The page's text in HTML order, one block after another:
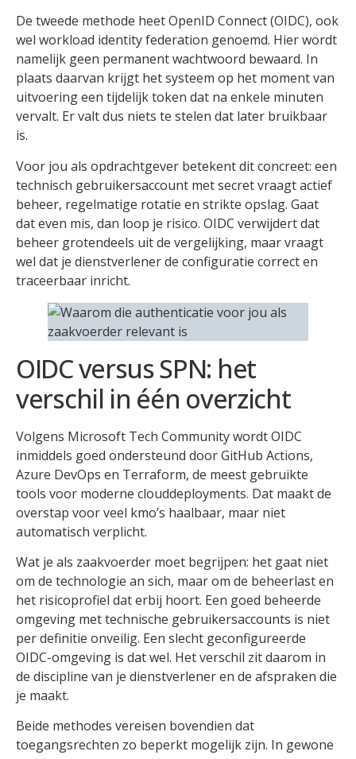
De tweede methode heet OpenID Connect (OIDC), ook
wel workload identity federation genoemd. Hier wordt
namelijk geen permanent wachtwoord bewaard. In
plaats daarvan krijgt het systeem op het moment van
uitvoering een tijdelijk token dat na enkele minuten
vervalt. Er valt dus niets te stelen dat later bruikbaar
is.
Voor jou als opdrachtgever betekent dit concreet: een
technisch gebruikersaccount met secret vraagt actief
beheer, regelmatige rotatie en strikte opslag. Gaat
dat even mis, dan loop je risico. OIDC verwijdert dat
beheer grotendeels uit de vergelijking, maar vraagt
wel dat je dienstverlener de configuratie correct en
traceerbaar inricht.
OIDC versus SPN: het
verschil in één overzicht
Volgens Microsoft Tech Community wordt OIDC
inmiddels goed ondersteund door GitHub Actions,
Azure DevOps en Terraform, de meest gebruikte
tools voor moderne clouddeployments. Dat maakt de
overstap voor veel kmo’s haalbaar, maar niet
automatisch verplicht.
Wat je als zaakvoerder moet begrijpen: het gaat niet
om de technologie an sich, maar om de beheerlast en
het risicoprofiel dat erbij hoort. Een goed beheerde
omgeving met technische gebruikersaccounts is niet
per definitie onveilig. Een slecht geconfigureerde
OIDC-omgeving is dat wel. Het verschil zit daarom in
de discipline van je dienstverlener en de afspraken die
je maakt.
Beide methodes vereisen bovendien dat
toegangsrechten zo beperkt mogelijk zijn. In gewone